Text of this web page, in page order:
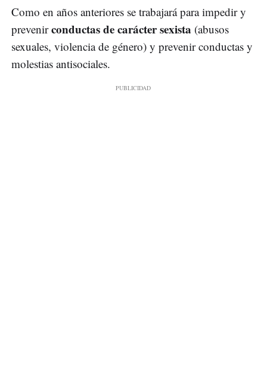
Como en años anteriores se trabajará para impedir y
prevenirconductas de carácter sexista (abusos
sexuales, violencia de género) y prevenir conductas y
molestias antisociales.